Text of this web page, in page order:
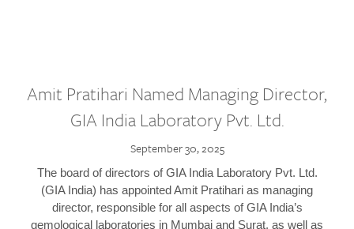
Amit Pratihari Named Managing Director,
GIA India Laboratory Pvt. Ltd.
September 30, 2025
The board of directors of GIA India Laboratory Pvt. Ltd.
(GIA India) has appointed Amit Pratihari as managing
director, responsible for all aspects of GIA India’s
gemological laboratories in Mumbai and Surat, as well as